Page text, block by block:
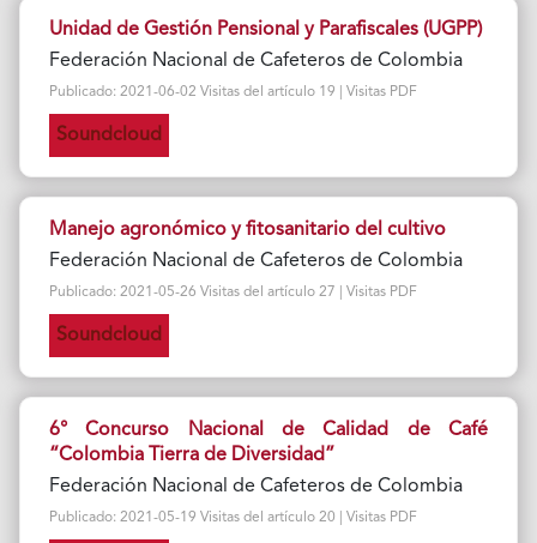
Unidad de Gestión Pensional y Parafiscales (UGPP)
Federación Nacional de Cafeteros de Colombia
Publicado: 2021-06-02 Visitas del artículo 19 | Visitas PDF
Soundcloud
Manejo agronómico y fitosanitario del cultivo
Federación Nacional de Cafeteros de Colombia
Publicado: 2021-05-26 Visitas del artículo 27 | Visitas PDF
Soundcloud
6° Concurso Nacional de Calidad de Café
“Colombia Tierra de Diversidad”
Federación Nacional de Cafeteros de Colombia
Publicado: 2021-05-19 Visitas del artículo 20 | Visitas PDF